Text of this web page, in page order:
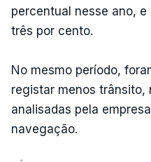
percentual nesse ano,
três por cento.
No mesmo período,
registar menos trânsito,
analisadas pela
navegação.